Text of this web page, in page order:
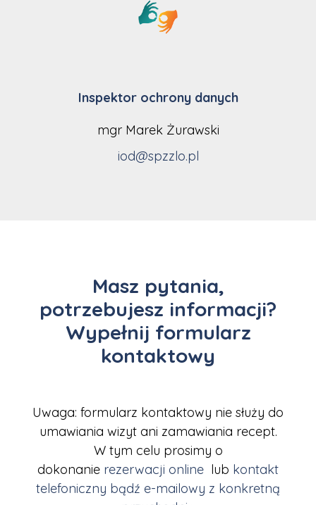
Inspektor ochrony danych
mgr Marek Żurawski
iod@spzzlo.pl
Masz pytania,
potrzebujesz informacji?
Wypełnij formularz
kontaktowy
Uwaga: formularz kontaktowy nie służy do
umawiania wizyt ani zamawiania recept.
W tym celu prosimy o
dokonanie rezerwacji online lub kontakt
telefoniczny bądź e-mailowy z konkretną